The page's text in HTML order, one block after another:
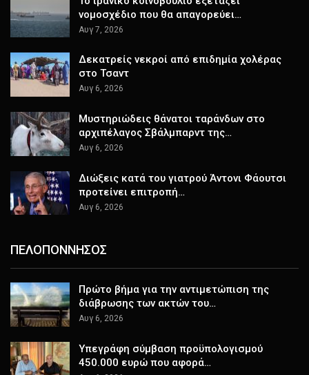
νομοσχέδιο που θα απαγορεύει…
Αυγ 7, 2026
Δεκατρείς νεκροί από επιδημία χολέρας
στο Τσαντ
Αυγ 6, 2026
Μυστηριώδεις θάνατοι ταράνδων στο
αρχιπέλαγος Σβάλμπαρντ της…
Αυγ 6, 2026
Διώξεις κατά του γιατρού Άντονι Φάουτσι
προτείνει επιτροπή…
Αυγ 6, 2026
ΠΕΛΟΠΟΝΝΗΣΟΣ
Πρώτο βήμα για την αντιμετώπιση της
διάβρωσης των ακτών του…
Αυγ 6, 2026
Υπεγράφη σύμβαση προϋπολογισμού
450.000 ευρώ που αφορά…